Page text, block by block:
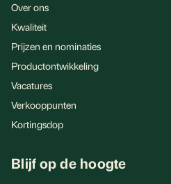
Over ons
Kwaliteit
Prijzen en nominaties
Productontwikkeling
Vacatures
Verkooppunten
Kortingsdop
Blijf op de hoogte